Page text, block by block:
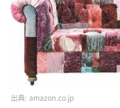
出典: amazon.co.jp